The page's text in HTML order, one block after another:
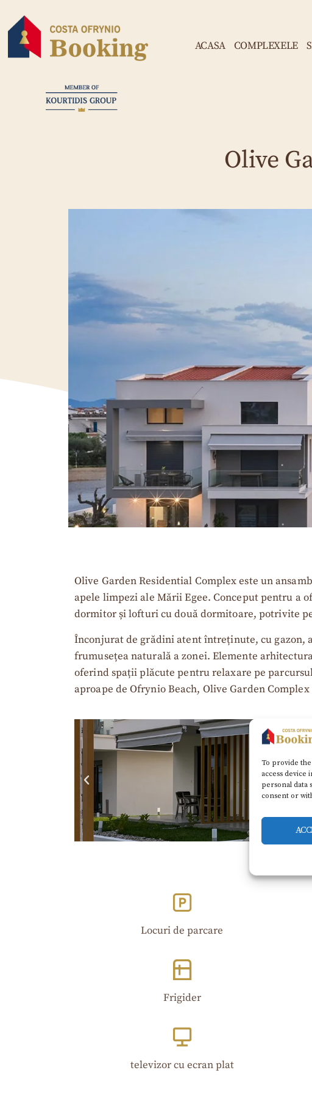
To provide
access device
personal data
consent or
ACASA COMPLEXELE
Olive
Olive Garden Residential Complex este un
apele limpezi ale Mării Egee. Conceput pentru a
dormitor și lofturi cu două dormitoare, potrivite
Înconjurat de grădini atent întreținute, cu gazon,
frumusețea naturală a zonei. Elemente
oferind spații plăcute pentru relaxare pe
aproape de Ofrynio Beach, Olive Garden
Locuri de parcare
Frigider
televizor cu ecran plat